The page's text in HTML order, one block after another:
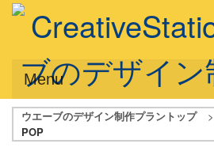
Menu
サービス概要
ウエーブのデザイン制作プラントップ >
POP